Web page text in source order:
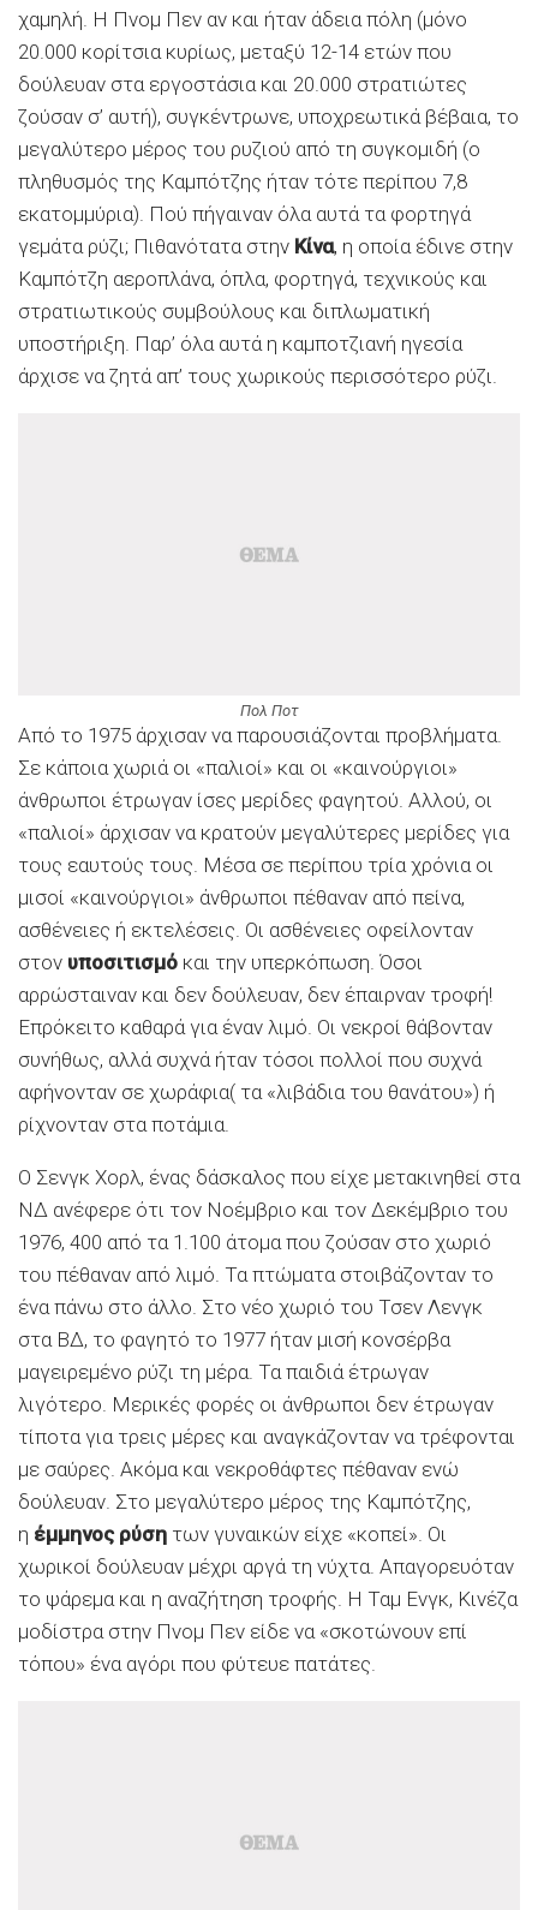
χαμηλή. Η Πνομ Πεν αν και ήταν άδεια πόλη (μόνο
20.000 κορίτσια κυρίως, μεταξύ 12-14 ετών που
δούλευαν στα εργοστάσια και 20.000 στρατιώτες
ζούσαν σ’ αυτή), συγκέντρωνε, υποχρεωτικά βέβαια, το
μεγαλύτερο μέρος του ρυζιού από τη συγκομιδή (ο
πληθυσμός της Καμπότζης ήταν τότε περίπου 7,8
εκατομμύρια). Πού πήγαιναν όλα αυτά τα φορτηγά
γεμάτα ρύζι; Πιθανότατα στην Κίνα, η οποία έδινε στην
Καμπότζη αεροπλάνα, όπλα, φορτηγά, τεχνικούς και
στρατιωτικούς συμβούλους και διπλωματική
υποστήριξη. Παρ’ όλα αυτά η καμποτζιανή ηγεσία
άρχισε να ζητά απ’ τους χωρικούς περισσότερο ρύζι.
Πολ Ποτ
Από το 1975 άρχισαν να παρουσιάζονται προβλήματα.
Σε κάποια χωριά οι «παλιοί» και οι «καινούργιοι»
άνθρωποι έτρωγαν ίσες μερίδες φαγητού. Αλλού, οι
«παλιοί» άρχισαν να κρατούν μεγαλύτερες μερίδες για
τους εαυτούς τους. Μέσα σε περίπου τρία χρόνια οι
μισοί «καινούργιοι» άνθρωποι πέθαναν από πείνα,
ασθένειες ή εκτελέσεις. Οι ασθένειες οφείλονταν
στον υποσιτισμό και την υπερκόπωση. Όσοι
αρρώσταιναν και δεν δούλευαν, δεν έπαιρναν τροφή!
Επρόκειτο καθαρά για έναν λιμό. Οι νεκροί θάβονταν
συνήθως, αλλά συχνά ήταν τόσοι πολλοί που συχνά
αφήνονταν σε χωράφια( τα «λιβάδια του θανάτου») ή
ρίχνονταν στα ποτάμια.
Ο Σενγκ Χορλ, ένας δάσκαλος που είχε μετακινηθεί στα
ΝΔ ανέφερε ότι τον Νοέμβριο και τον Δεκέμβριο του
1976, 400 από τα 1.100 άτομα που ζούσαν στο χωριό
του πέθαναν από λιμό. Τα πτώματα στοιβάζονταν το
ένα πάνω στο άλλο. Στο νέο χωριό του Τσεν Λενγκ
στα ΒΔ, το φαγητό το 1977 ήταν μισή κονσέρβα
μαγειρεμένο ρύζι τη μέρα. Τα παιδιά έτρωγαν
λιγότερο. Μερικές φορές οι άνθρωποι δεν έτρωγαν
τίποτα για τρεις μέρες και αναγκάζονταν να τρέφονται
με σαύρες. Ακόμα και νεκροθάφτες πέθαναν ενώ
δούλευαν. Στο μεγαλύτερο μέρος της Καμπότζης,
η έμμηνος ρύση των γυναικών είχε «κοπεί». Οι
χωρικοί δούλευαν μέχρι αργά τη νύχτα. Απαγορευόταν
το ψάρεμα και η αναζήτηση τροφής. Η Ταμ Ενγκ, Κινέζα
μοδίστρα στην Πνομ Πεν είδε να «σκοτώνουν επί
τόπου» ένα αγόρι που φύτευε πατάτες.